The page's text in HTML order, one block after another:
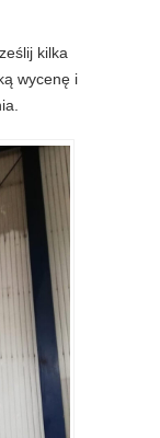
kilka
wycenę i